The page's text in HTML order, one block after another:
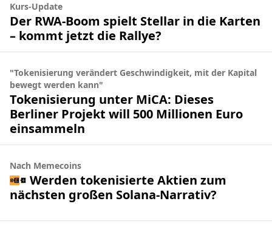
Kurs-Update
Der RWA-Boom spielt Stellar in die Karten
– kommt jetzt die Rallye?
"Tokenisierung verändert Geschwindigkeit, mit der Kapital
bewegt werden kann"
Tokenisierung unter MiCA: Dieses
Berliner Projekt will 500 Millionen Euro
einsammeln
Nach Memecoins
Werden tokenisierte Aktien zum
nächsten großen Solana-Narrativ?